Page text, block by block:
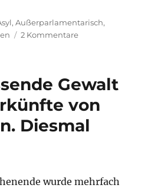
,Außerparlamentarisch,
2 Kommentarezu
in
–
Personal
im
Erstaufnahme
Gewalt
von
Diesmal
wurde mehrfach